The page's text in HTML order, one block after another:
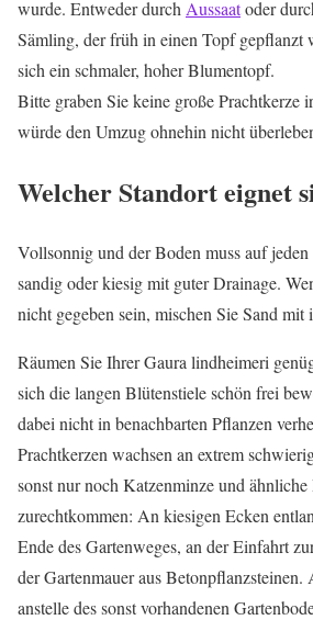
wurde. Entweder durch Aussaatoder
Sämling, der früh in einen Topf gepflanzt
sich ein schmaler, hoher Blumentopf.
Bitte graben Sie keine große Prachtkerze
würde den Umzug ohnehin nicht
Welcher Standort eignet
Vollsonnig und der Boden muss auf
sandig oder kiesig mit guter Drainage.
nicht gegeben sein, mischen Sie Sand mit
Räumen Sie Ihrer Gaura lindheimeri
sich die langen Blütenstiele schön frei
dabei nicht in benachbarten Pflanzen
Prachtkerzen wachsen an extrem
sonst nur noch Katzenminze und
zurechtkommen: An kiesigen Ecken
Ende des Gartenweges, an der Einfahrt
der Gartenmauer aus
anstelle des sonst vorhandenen